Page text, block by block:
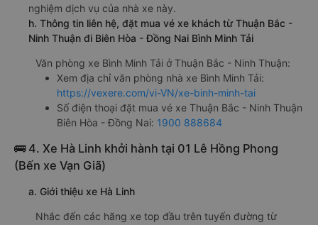
nghiệm dịch vụ của nhà xe này.
h. Thông tin liên hệ, đặt mua vé xe khách từ Thuận Bắc -
Ninh Thuận đi Biên Hòa - Đồng Nai Bình Minh Tải
Văn phòng xe Bình Minh Tải ở Thuận Bắc - Ninh Thuận:
Xem địa chỉ văn phòng nhà xe Bình Minh Tải:
https://vexere.com/vi-VN/xe-binh-minh-tai
Số điện thoại đặt mua vé xe Thuận Bắc - Ninh Thuận
Biên Hòa - Đồng Nai: 1900 888684
🚌 4. Xe Hà Linh khởi hành tại 01 Lê Hồng Phong
(Bến xe Vạn Giã)
a. Giới thiệu xe Hà Linh
Nhắc đến các hãng xe top đầu trên tuyến đường từ